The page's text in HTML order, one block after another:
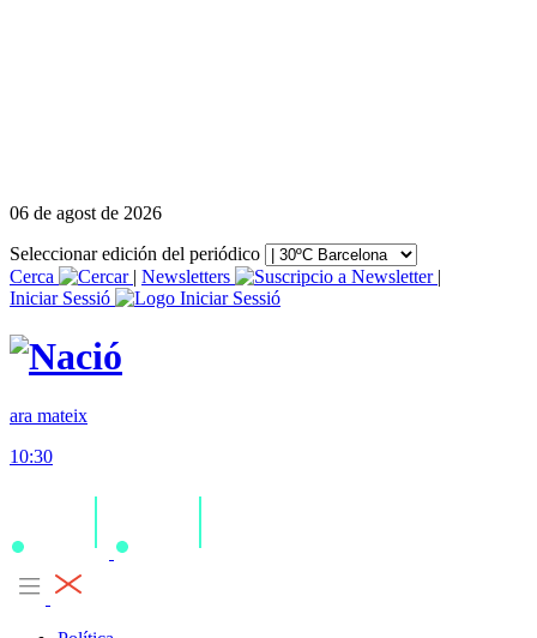
06 de agost de 2026
Seleccionar edición del periódico
Cerca
| Newsletters
|
Iniciar Sessió
ara mateix
10:30